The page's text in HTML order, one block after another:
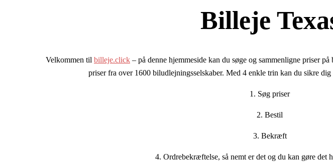
Billeje
Velkommen til billeje.click – på denne hjemmeside kan du søge og sammenligne priser
priser fra over 1600 biludlejningsselskaber. Med 4 enkle trin kan du sikre
1. Søg priser
2. Bestil
3. Bekræft
4. Ordrebekræftelse, så nemt er det og du kan gøre det